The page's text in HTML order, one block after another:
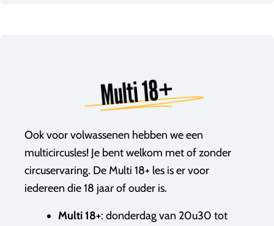
Multi 18+
Ook voor volwassenen hebben we een
multicircusles! Je bent welkom met of zonder
circuservaring. De Multi 18+ les is er voor
iedereen die 18 jaar of ouder is.
Multi 18+: donderdag van 20u30 tot